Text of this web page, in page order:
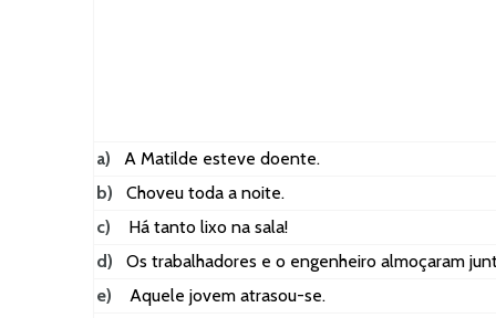
a) A Matilde esteve doente.
b) Choveu toda a noite.
c) Há tanto lixo na sala!
d) Os trabalhadores e o engenheiro almoçaram
e) Aquele jovem atrasou-se.